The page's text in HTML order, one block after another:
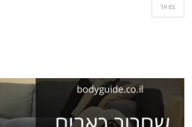
צוואר